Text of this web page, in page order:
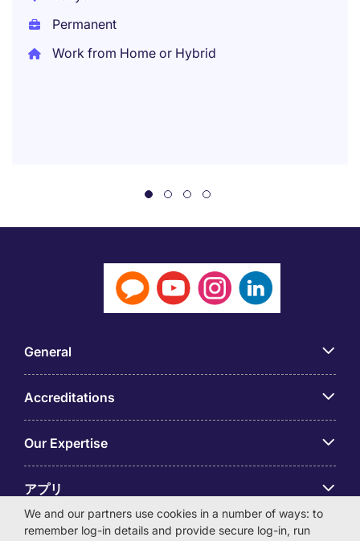
Permanent
Work from Home or Hybrid
General
Accreditations
Our Expertise
アプリ
Employer Centre
We and our partners use cookies in a number of ways: to
remember log-in details and provide secure log-in, run